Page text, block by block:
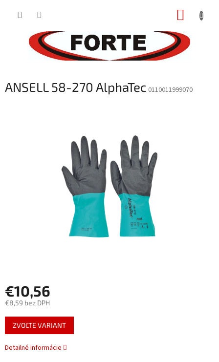
ANSELL 58-270 AlphaTec 0110011999070
€10,56
€8,59 bez DPH
Jednotková
cena:
ZVOĽTE VARIANT
Detailné informácie